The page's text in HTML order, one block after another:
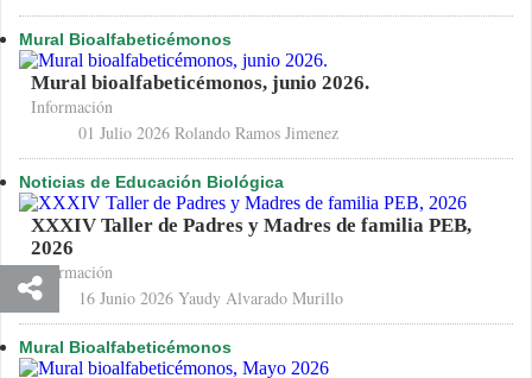
Mural Bioalfabeticémonos
Mural bioalfabeticémonos, junio 2026.
Información
01 Julio 2026 Rolando Ramos Jimenez
Noticias de Educación Biológica
XXXIV Taller de Padres y Madres de familia PEB,
2026
Información
16 Junio 2026 Yaudy Alvarado Murillo
Mural Bioalfabeticémonos